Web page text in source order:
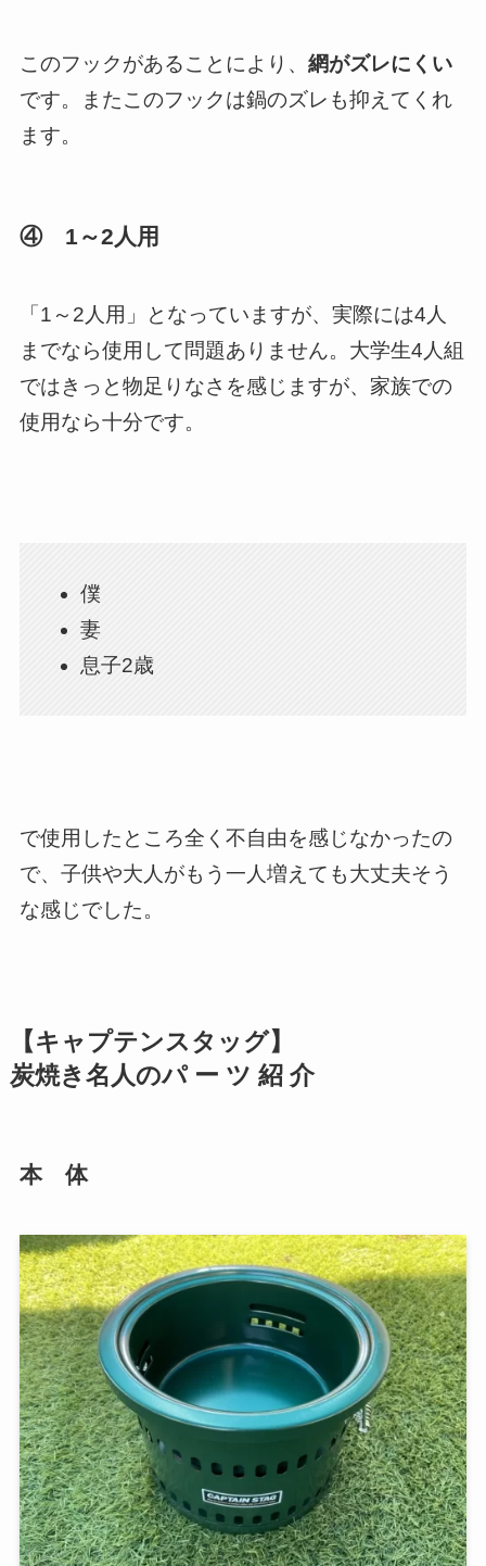
このフックがあることにより、 網がズレにくい
です。またこのフックは鍋のズレも抑えてくれ
ます。
④ 1～2人用
「1～2人用」となっていますが、実際には4人
までなら使用して問題ありません。大学生4人組
ではきっと物足りなさを感じますが、家族での
使用なら十分です。
僕
妻
息子2歳
で使用したところ全く不自由を感じなかったの
で、子供や大人がもう一人増えても大丈夫そう
な感じでした。
【キャプテンスタッグ】
炭焼き名人のパ ー ツ 紹 介
本 体